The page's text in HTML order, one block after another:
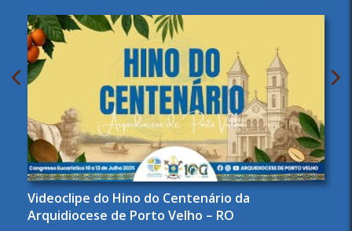
Videoclipe do Hino do Centenário da
Arquidiocese de Porto Velho – RO